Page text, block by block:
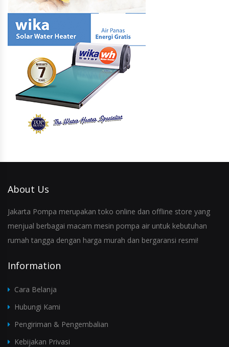
About Us
Jakarta Pompa merupakan toko online dan offline store yang
menjual berbagai macam mesin pompa air untuk kebutuhan
rumah tangga dengan harga murah dan bergaransi resmi!
Information
Cara Belanja
Hubungi Kami
Pengiriman & Pengembalian
Kebijakan Privasi